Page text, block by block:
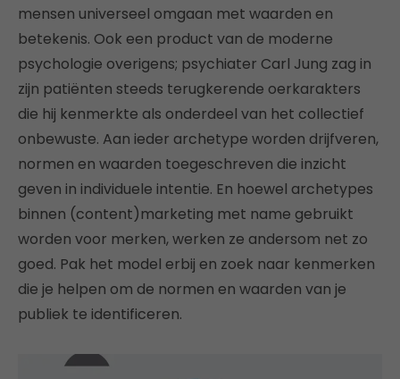
mensen universeel omgaan met waarden en
betekenis. Ook een product van de moderne
psychologie overigens; psychiater Carl Jung zag in
zijn patiënten steeds terugkerende oerkarakters
die hij kenmerkte als onderdeel van het collectief
onbewuste. Aan ieder archetype worden drijfveren,
normen en waarden toegeschreven die inzicht
geven in individuele intentie. En hoewel archetypes
binnen (content)marketing met name gebruikt
worden voor merken, werken ze andersom net zo
goed. Pak het model erbij en zoek naar kenmerken
die je helpen om de normen en waarden van je
publiek te identificeren.